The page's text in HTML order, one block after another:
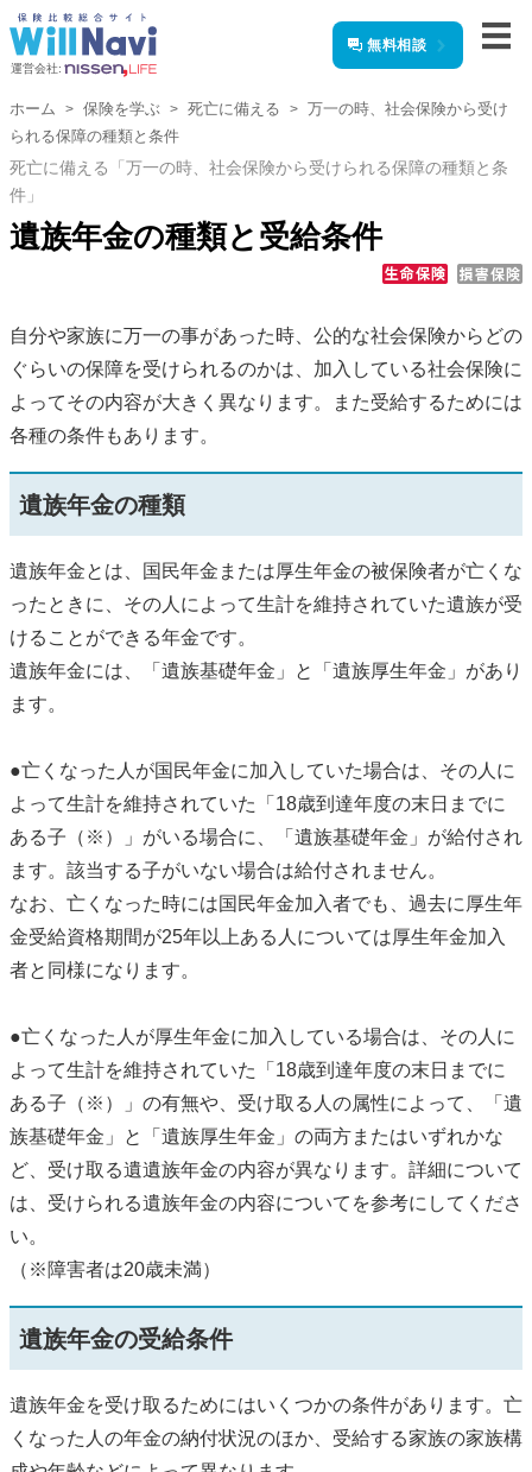
運営会社:
無料相談
ホーム 保険を学ぶ 死亡に備える
万一の時、社会保険から受け
られる保障の種類と条件
死亡に備える「万一の時、社会保険から受けられる保障の種類と条
件」
遺族年金の種類と受給条件
自分や家族に万一の事があった時、公的な社会保険からどの
ぐらいの保障を受けられるのかは、加入している社会保険に
よってその内容が大きく異なります。また受給するためには
各種の条件もあります。
遺族年金の種類
遺族年金とは、国民年金または厚生年金の被保険者が亡くな
ったときに、その人によって生計を維持されていた遺族が受
けることができる年金です。
遺族年金には、「遺族基礎年金」と「遺族厚生年金」があり
ます。
●亡くなった人が国民年金に加入していた場合は、その人に
よって生計を維持されていた「18歳到達年度の末日までに
ある子（※）」がいる場合に、「遺族基礎年金」が給付され
ます。該当する子がいない場合は給付されません。
なお、亡くなった時には国民年金加入者でも、過去に厚生年
金受給資格期間が25年以上ある人については厚生年金加入
者と同様になります。
●亡くなった人が厚生年金に加入している場合は、その人に
よって生計を維持されていた「18歳到達年度の末日までに
ある子（※）」の有無や、受け取る人の属性によって、「遺
族基礎年金」と「遺族厚生年金」の両方またはいずれかな
ど、受け取る遺遺族年金の内容が異なります。詳細について
は、 受けられる遺族年金の内容について を参考にしてくださ
い。
（※障害者は20歳未満）
遺族年金の受給条件
遺族年金を受け取るためにはいくつかの条件があります。亡
くなった人の年金の納付状況のほか、受給する家族の家族構